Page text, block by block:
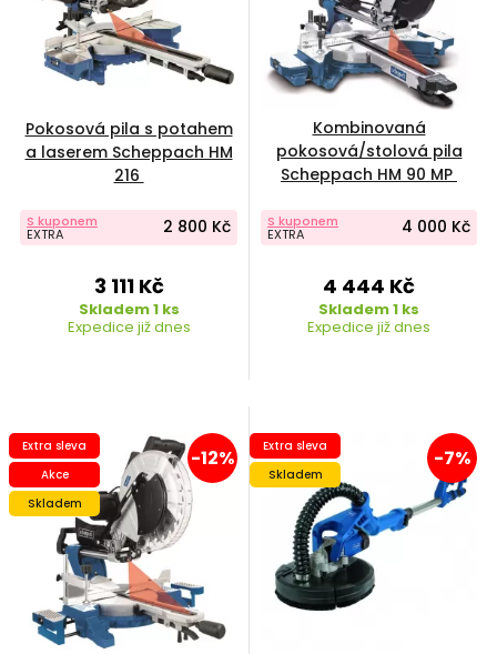
Pokosová pila s potahem
a laserem Scheppach HM
216
S kuponem
EXTRA 2 800 Kč
3 111 Kč
Skladem 1 ks
Expedice již dnes
Kombinovaná
pokosová/stolová pila
Scheppach HM 90 MP
S kuponem
EXTRA 4 000 Kč
4 444 Kč
Skladem 1 ks
Expedice již dnes
-12%
Extra sleva
Akce
Skladem
-7%
Extra sleva
Skladem